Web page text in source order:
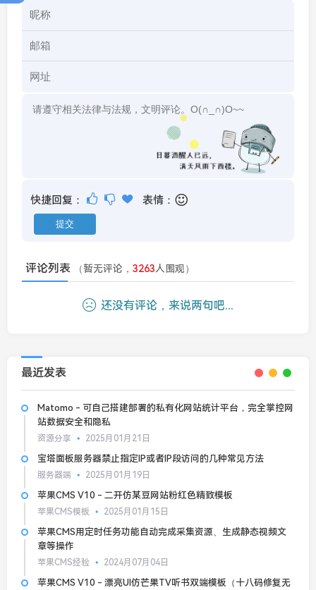
快捷回复： 表情：
评论列表 （暂无评论， 3263人围观）
还没有评论，来说两句吧...
最近发表
Matomo - 可自己搭建部署的私有化网站统计平台，完全掌控网
站数据安全和隐私
资源分享 2025月01月21日
宝塔面板服务器禁止指定IP或者IP段访问的几种常见方法
服务器端 2025月01月19日
苹果CMS V10 - 二开仿某豆网站粉红色精致模板
苹果CMS模板 2025月01月15日
苹果CMS用定时任务功能自动完成采集资源、生成静态视频文
章等操作
苹果CMS经验 2024月07月04日
苹果CMS V10 - 漂亮UI仿芒果TV听书双端模板（十八码修复无